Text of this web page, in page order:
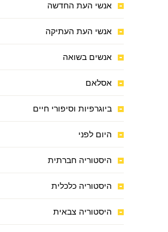
אנשי העת החדשה
אנשי העת העתיקה
אנשים בשואה
אסלאם
ביוגרפיות וסיפורי חיים
היום לפני
היסטוריה חברתית
היסטוריה כלכלית
היסטוריה צבאית